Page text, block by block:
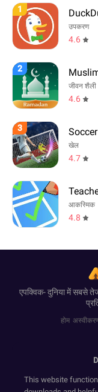
1
उपकरण
4.6
2
जीवन शैली
4.6
3
खेल
4.7
आकस्मिक
4.8
एपक्विक- दुनिया में सबसे
होम
This website